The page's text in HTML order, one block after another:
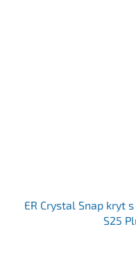
ER Crystal Snap kryt
S25